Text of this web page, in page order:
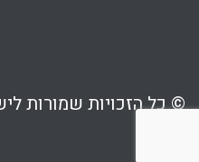
© כל הזכויות שמורות